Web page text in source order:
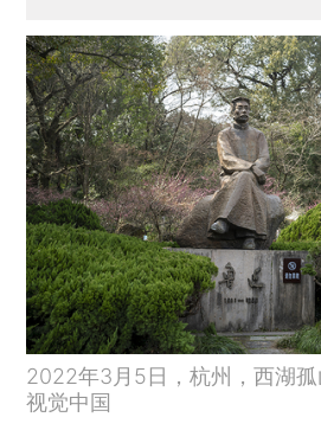
2022年3月5日，杭州，西湖孤
视觉中国